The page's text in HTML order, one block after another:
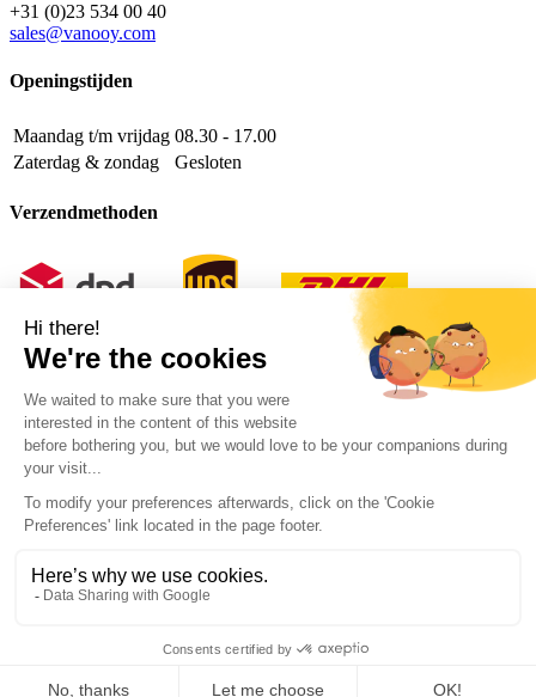
+31 (0)23 534 00 40
sales@vanooy.com
Openingstijden
Maandag t/m vrijdag 08.30 - 17.00
Zaterdag & zondag
Gesloten
Verzendmethoden
Privacyverklaring